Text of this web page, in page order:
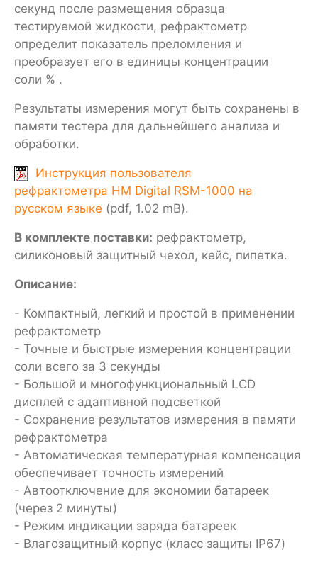
секунд после размещения образца
тестируемой жидкости, рефрактометр
определит показатель преломления и
преобразует его в единицы концентрации
соли % .
Результаты измерения могут быть сохранены в
памяти тестера для дальнейшего анализа и
обработки.
Инструкция пользователя
рефрактометра HM Digital RSM-1000 на
русском языке (pdf, 1.02 mB).
В комплекте поставки: рефрактометр,
силиконовый защитный чехол, кейс, пипетка.
Описание:
- Компактный, легкий и простой в применении
рефрактометр
- Точные и быстрые измерения концентрации
соли всего за 3 секунды
- Большой и многофункциональный LCD
дисплей с адаптивной подсветкой
- Сохранение результатов измерения в памяти
рефрактометра
- Автоматическая температурная компенсация
обеспечивает точность измерений
- Автоотключение для экономии батареек
(через 2 минуты)
- Режим индикации заряда батареек
- Влагозащитный корпус (класс защиты IP67)